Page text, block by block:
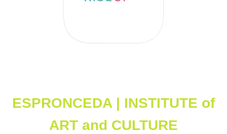
ESPRONCEDA | INSTITUTE of
ART and CULTURE